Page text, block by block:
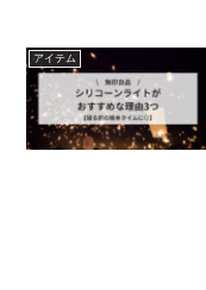
アイテム